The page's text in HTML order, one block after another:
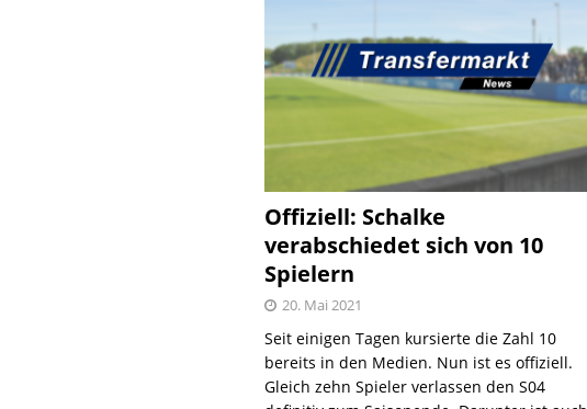
Offiziell: Schalke
verabschiedet sich von 10
Spielern
20. Mai 2021
Seit einigen Tagen kursierte die Zahl 10
bereits in den Medien. Nun ist es offiziell.
Gleich zehn Spieler verlassen den S04